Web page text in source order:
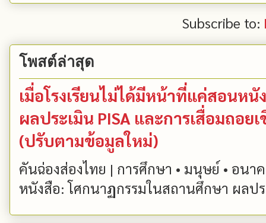
Subscribe to:
โพสต์ล่าสุด
เมื่อโรงเรียนไม่ได้มีหน้าที่แค่สอนห
ผลประเมิน PISA และการเสื่อมถอย
(ปรับตามข้อมูลใหม่)
คันฉ่องส่องไทย | การศึกษา • มนุษย์ • อนา
หนังสือ: โศกนาฏกรรมในสถานศึกษา ผลปร